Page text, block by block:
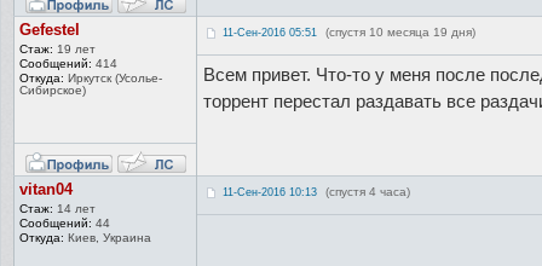
Gefestel
Стаж: 19 лет
Сообщений: 414
Откуда: Иркутск (Усолье-
Сибирское)
11-Сен-2016 05:51 (спустя 10 месяца 19 дня)
Всем привет. Что-то у меня после
торрент перестал раздавать все
vitan04
Стаж: 14 лет
Сообщений: 44
Откуда: Киев, Украина
11-Сен-2016 10:13 (спустя 4 часа)